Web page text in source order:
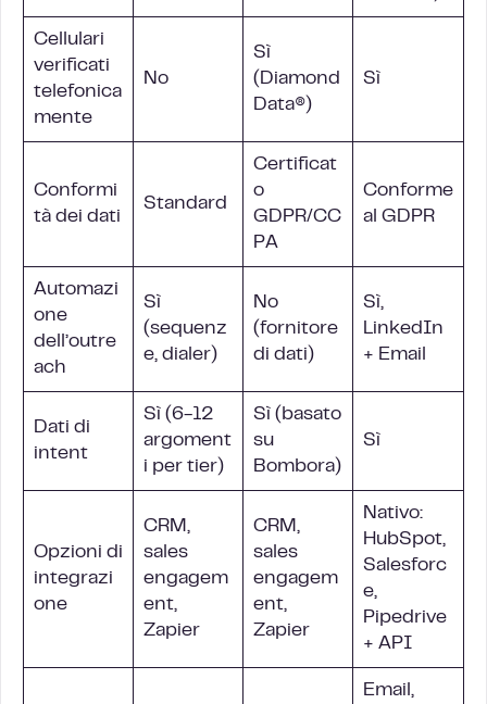
Cellulari
verificati
telefonica
mente
No
Sì
(Diamond
Data®)
Sì
Conformi
tà dei dati
Standard
Certificat
o
GDPR/CC
PA
Conforme
al GDPR
Automazi
one
dell’outre
ach
Sì
(sequenz
e, dialer)
No
(fornitore
di dati)
Sì,
LinkedIn
+ Email
Dati di
intent
Sì (6-12
argoment
i per tier)
Sì (basato
su
Bombora)
Sì
Opzioni di
integrazi
one
CRM,
sales
engagem
ent,
Zapier
CRM,
sales
engagem
ent,
Zapier
Nativo:
HubSpot,
Salesforc
e,
Pipedrive
+ API
Email,